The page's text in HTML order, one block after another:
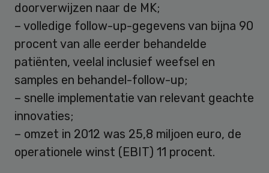
doorverwijzen naar de MK;
– volledige follow-up-gegevens van bijna 90
procent van alle eerder behandelde
patiënten, veelal inclusief weefsel en
samples en behandel-follow-up;
– snelle implementatie van relevant geachte
innovaties;
– omzet in 2012 was 25,8 miljoen euro, de
operationele winst (EBIT) 11 procent.